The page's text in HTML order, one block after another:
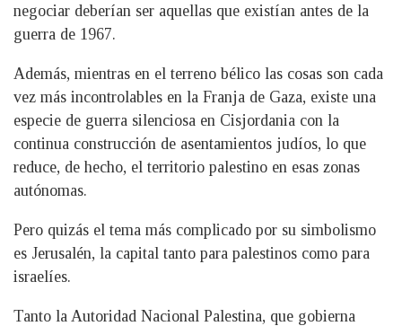
negociar deberían ser aquellas que existían antes de la
guerra de 1967.
Además, mientras en el terreno bélico las cosas son cada
vez más incontrolables en la Franja de Gaza, existe una
especie de guerra silenciosa en Cisjordania con la
continua construcción de asentamientos judíos, lo que
reduce, de hecho, el territorio palestino en esas zonas
autónomas.
Pero quizás el tema más complicado por su simbolismo
es Jerusalén, la capital tanto para palestinos como para
israelíes.
Tanto la Autoridad Nacional Palestina, que gobierna